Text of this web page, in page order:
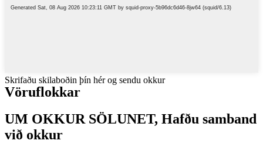
Skrifaðu skilaboðin þín hér og sendu okkur
Vöruflokkar
UM OKKUR SÖLUNET, Hafðu samband
við okkur